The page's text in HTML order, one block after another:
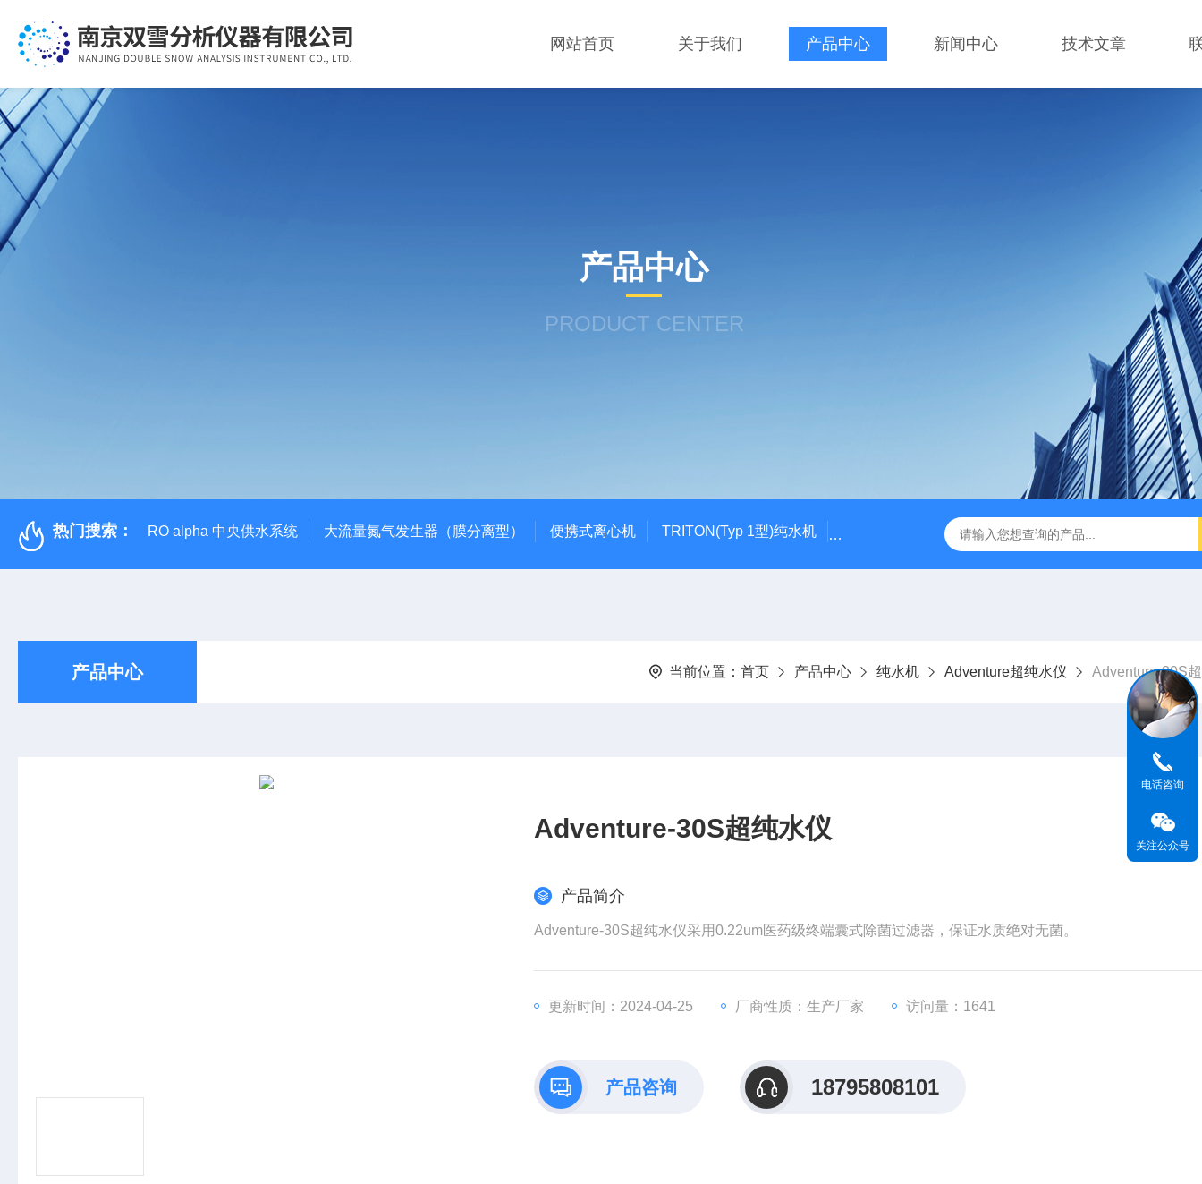
网站首页 关于我们 产品中心 新闻中心 技术文章
产品中心
PRODUCT CENTER
热门搜索： RO alpha 中央供水系统 大流量氮气发生器（膜分离型） 便携式离心机 TRITON(Typ 1型)纯水机 南京双雪SX-36S石墨消解仪 SX-30L大流量氮气发生
产品中心 当前位置： 首页 产品中心 纯水机 Adventure超纯水仪 Adventure-30S
Adventure-30S超纯水仪
产品简介
Adventure-30S超纯水仪采用0.22um医药级终端囊式除菌过滤器，保证水质绝对无菌。
更新时间：2024-04-25 厂商性质：生产厂家 访问量：1641
产品咨询 18795808101
电话咨询
关注公众号